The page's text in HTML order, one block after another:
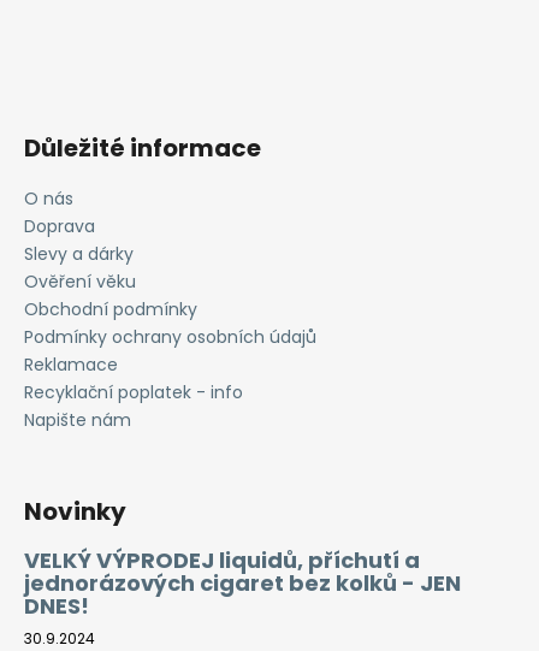
Důležité informace
O nás
Doprava
Slevy a dárky
Ověření věku
Obchodní podmínky
Podmínky ochrany osobních údajů
Reklamace
Recyklační poplatek - info
Napište nám
Novinky
VELKÝ VÝPRODEJ liquidů, příchutí a
jednorázových cigaret bez kolků - JEN
DNES!
30.9.2024